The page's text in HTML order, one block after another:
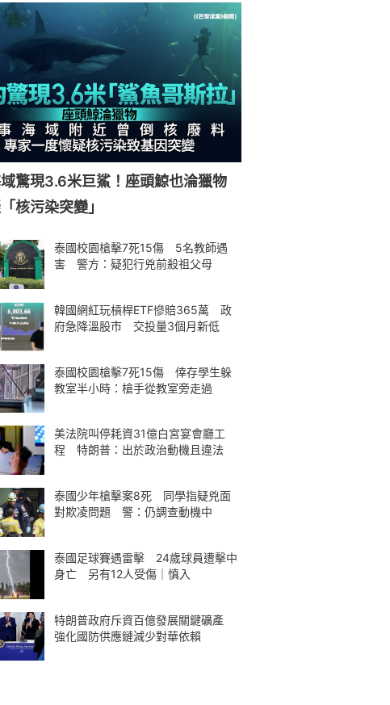
驚現3.6米巨鯊！座頭鯨也淪獵物
核污染突變」
泰國校園槍擊7死15傷 5名教師遇
害 警方：疑犯行兇前殺祖父母
韓國網紅玩槓桿ETF慘賠365萬 政
府急降溫股市 交投量3個月新低
泰國校園槍擊7死15傷 倖存學生躲
教室半小時：槍手從教室旁走過
美法院叫停耗資31億白宮宴會廳工
程 特朗普：出於政治動機且違法
泰國少年槍擊案8死 同學指疑兇面
對欺凌問題 警：仍調查動機中
泰國足球賽遇雷擊 24歲球員遭擊中
身亡 另有12人受傷｜慎入
特朗普政府斥資百億發展關鍵礦產
強化國防供應鏈減少對華依賴